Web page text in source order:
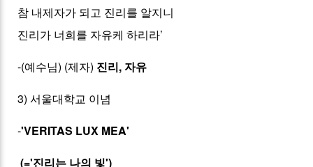
참 내제자가 되고 진리를 알지니
진리가 너희를 자유케 하리라’
-(예수님) (제자) 진리, 자유
3) 서울대학교 이념
-'VERITAS LUX MEA'
(='진리는 나의 빛')